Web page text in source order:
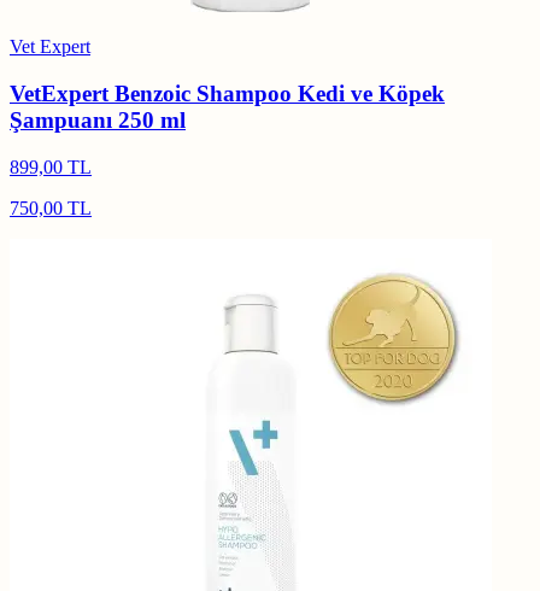
Vet Expert
VetExpert Benzoic Shampoo Kedi ve Köpek
Şampuanı 250 ml
899,00 TL
750,00 TL